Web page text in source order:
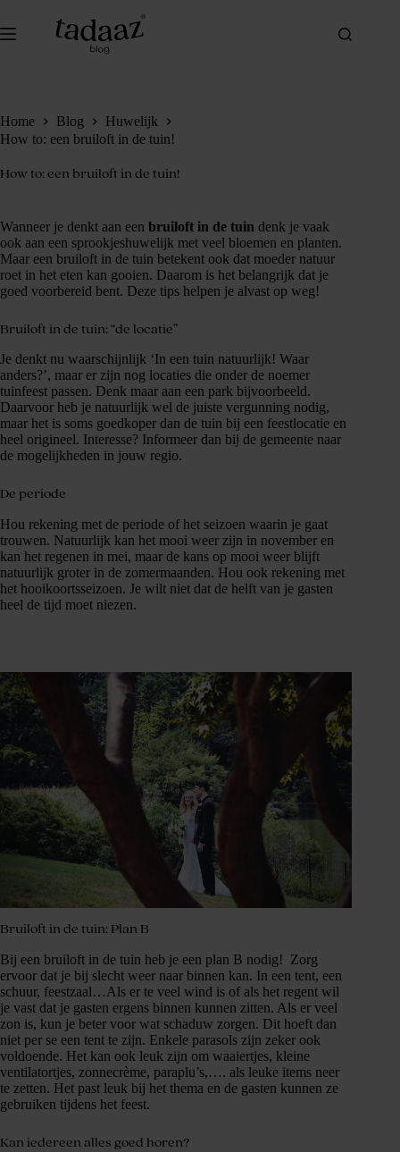
de
Home Blog
Huwelijk
How to: een bruiloft in de tuin!
How to: een bruiloft in de tuin!
Wanneer je denkt aan een bruiloft in de tuin denk je vaak
ook aan een sprookjeshuwelijk met veel bloemen en planten.
Maar een bruiloft in de tuin betekent ook dat moeder natuur
roet in het eten kan gooien. Daarom is het belangrijk dat je
goed voorbereid bent. Deze tips helpen je alvast op weg!
Bruiloft in de tuin: “de locatie”
Je denkt nu waarschijnlijk ‘In een tuin natuurlijk! Waar
anders?’, maar er zijn nog locaties die onder de noemer
tuinfeest passen. Denk maar aan een park bijvoorbeeld.
Daarvoor heb je natuurlijk wel de juiste vergunning nodig,
maar het is soms goedkoper dan de tuin bij een feestlocatie en
heel origineel. Interesse? Informeer dan bij de gemeente naar
de mogelijkheden in jouw regio.
De periode
Hou rekening met de periode of het seizoen waarin je gaat
trouwen. Natuurlijk kan het mooi weer zijn in november en
kan het regenen in mei, maar de kans op mooi weer blijft
natuurlijk groter in de zomermaanden. Hou ook rekening met
het hooikoortsseizoen. Je wilt niet dat de helft van je gasten
heel de tijd moet niezen.
Bruiloft in de tuin: Plan B
Bij een bruiloft in de tuin heb je een plan B nodig! Zorg
ervoor dat je bij slecht weer naar binnen kan. In een tent, een
schuur, feestzaal…Als er te veel wind is of als het regent wil
je vast dat je gasten ergens binnen kunnen zitten. Als er veel
zon is, kun je beter voor wat schaduw zorgen. Dit hoeft dan
niet per se een tent te zijn. Enkele parasols zijn zeker ook
voldoende. Het kan ook leuk zijn om waaiertjes, kleine
ventilatortjes, zonnecrème, paraplu’s,…. als leuke items neer
te zetten. Het past leuk bij het thema en de gasten kunnen ze
gebruiken tijdens het feest.
Kan iedereen alles goed horen?